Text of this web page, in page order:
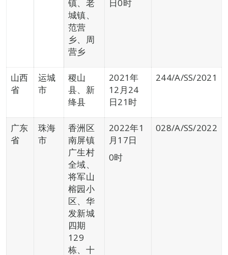
镇、老
城镇、
范营
乡、周
营乡
日0时
山西
省
运城
市
稷山
县、新
绛县
2021年
12月24
日21时
244/A/SS/2021
广东
省
珠海
市
香洲区
南屏镇
广生村
全域、
将军山
榕园小
区、华
发新城
四期
129
栋、十
2022年1
月17日
0时
028/A/SS/2022